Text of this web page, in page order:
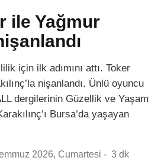
ile Yağmur
için ilk adımını attı. Toker
nişanlandı. Ünlü oyuncu
dergilerinin Güzellik ve Yaşam
Bursa’da yaşayan
2026, Cumartesi - 3 dk